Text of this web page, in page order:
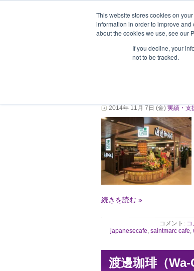
This website stores cookies on
information in order to improve
about the cookies we use, see our
If you decline, your
not to be tracked.
企業情報
2014年 11月 7日 (金) 実績・支
続きを読む »
コメント:
japanesecafe, saintmarc cafe,
渡邊珈琲（